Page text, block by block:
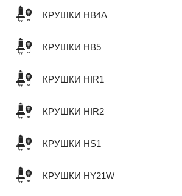
КРУШКИ HB4A
КРУШКИ HB5
КРУШКИ HIR1
КРУШКИ HIR2
КРУШКИ HS1
КРУШКИ HY21W